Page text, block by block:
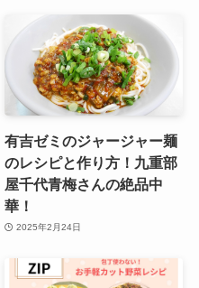
有吉ゼミのジャージャー麺
のレシピと作り方！九重部
屋千代青梅さんの絶品中
華！
2025年2月24日